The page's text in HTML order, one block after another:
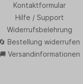
Kontaktformular
Hilfe / Support
Widerrufsbelehrung
🔄 Bestellung widerrufen
🚚 Versandinformationen